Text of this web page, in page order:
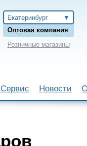
Екатеринбург
Оптовая компания
Розничные магазины
Сервис Новости